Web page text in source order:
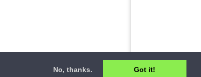
No, thanks. Got it!